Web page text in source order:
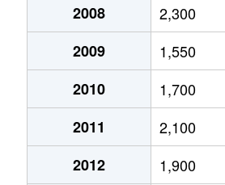
小山下内河原町
4,000万円
小山西大野町
530万円
紫竹上緑町
350万円
紫竹上緑町
330万円
紫竹上緑町
360万円
2008
2,300
2009
1,550
2010
1,700
2011
2,100
2012
1,900